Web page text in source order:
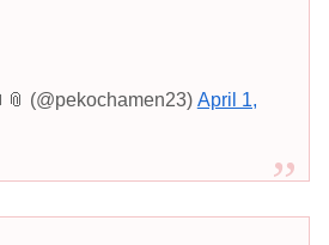
(@pekochamen23) April 1,